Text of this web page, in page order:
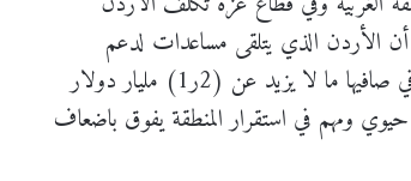
اذن أن الأردن الذي يتلقى مساعدات لدعم
الخزينة، ولدعم الأمن أو القرارات الاقتصادية والادارية تبلغ في صافيها ما لا يزيد عن (2ر1) مليار دولار
حيوي ومهم في استقرار المنطقة يفوق باضعاف